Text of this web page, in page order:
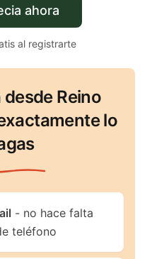
ahora
al registrarte
desde Reino
lo
- no hace falta
teléfono